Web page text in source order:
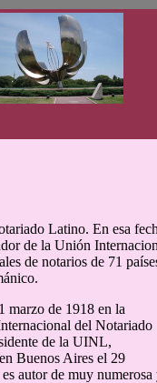
Latino. En esa
de la Unión
de notarios de 71
marzo de 1918 en la
del Notariado
de la UINL,
Buenos Aires el 29
autor de muy numerosa